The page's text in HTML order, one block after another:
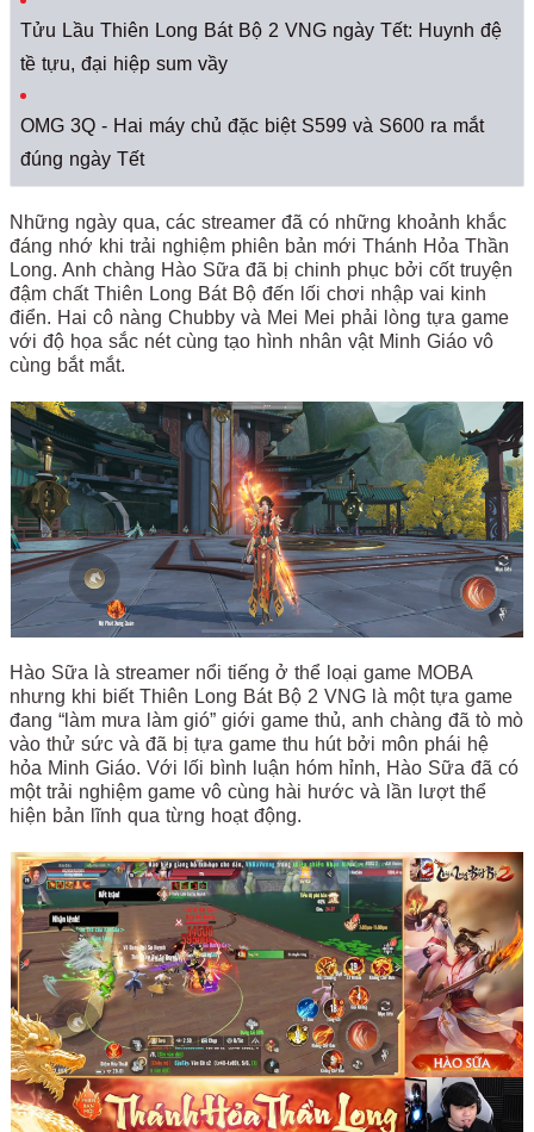
Tửu Lầu Thiên Long Bát Bộ 2 VNG ngày Tết: Huynh đệ
tề tựu, đại hiệp sum vầy
OMG 3Q - Hai máy chủ đặc biệt S599 và S600 ra mắt
đúng ngày Tết
Những ngày qua, các streamer đã có những khoảnh khắc
đáng nhớ khi trải nghiệm phiên bản mới Thánh Hỏa Thần
Long. Anh chàng Hào Sữa đã bị chinh phục bởi cốt truyện
đậm chất Thiên Long Bát Bộ đến lối chơi nhập vai kinh
điển. Hai cô nàng Chubby và Mei Mei phải lòng tựa game
với độ họa sắc nét cùng tạo hình nhân vật Minh Giáo vô
cùng bắt mắt.
Hào Sữa là streamer nổi tiếng ở thể loại game MOBA
nhưng khi biết Thiên Long Bát Bộ 2 VNG là một tựa game
đang “làm mưa làm gió” giới game thủ, anh chàng đã tò mò
vào thử sức và đã bị tựa game thu hút bởi môn phái hệ
hỏa Minh Giáo. Với lối bình luận hóm hỉnh, Hào Sữa đã có
một trải nghiệm game vô cùng hài hước và lần lượt thể
hiện bản lĩnh qua từng hoạt động.